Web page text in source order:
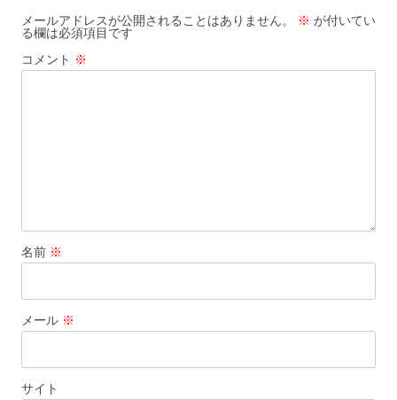
ー
シ
ョ
メールアドレスが公開されることはありません。 ※ が付いてい
る欄は必須項目です
コメント ※
名前 ※
メール ※
サイト